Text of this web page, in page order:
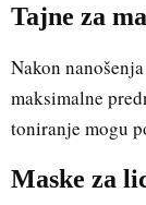
Tajne za
Nakon
maksimalne
toniranje mogu
Maske za